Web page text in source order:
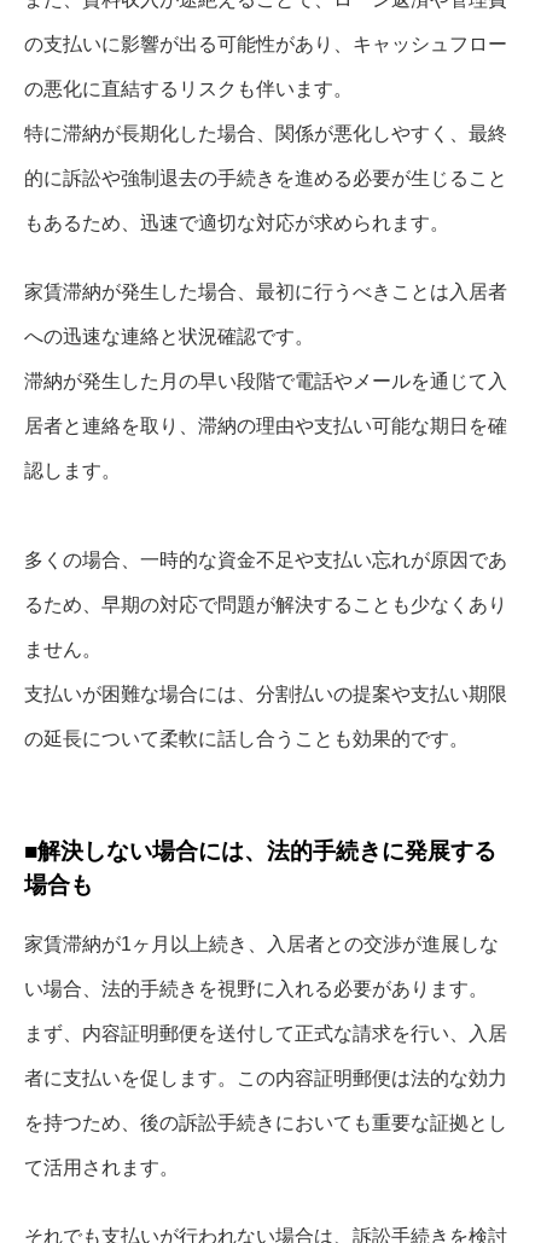
の支払いに影響が出る可能性があり、キャッシュフロー
の悪化に直結するリスクも伴います。
特に滞納が長期化した場合、関係が悪化しやすく、最終
的に訴訟や強制退去の手続きを進める必要が生じること
もあるため、迅速で適切な対応が求められます。
家賃滞納が発生した場合、最初に行うべきことは入居者
への迅速な連絡と状況確認です。
滞納が発生した月の早い段階で電話やメールを通じて入
居者と連絡を取り、滞納の理由や支払い可能な期日を確
認します。
多くの場合、一時的な資金不足や支払い忘れが原因であ
るため、早期の対応で問題が解決することも少なくあり
ません。
支払いが困難な場合には、分割払いの提案や支払い期限
の延長について柔軟に話し合うことも効果的です。
■解決しない場合には、法的手続きに発展する
場合も
家賃滞納が1ヶ月以上続き、入居者との交渉が進展しな
い場合、法的手続きを視野に入れる必要があります。
まず、内容証明郵便を送付して正式な請求を行い、入居
者に支払いを促します。この内容証明郵便は法的な効力
を持つため、後の訴訟手続きにおいても重要な証拠とし
て活用されます。
それでも支払いが行われない場合は、訴訟手続きを検討